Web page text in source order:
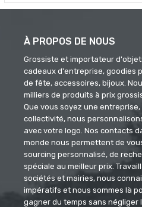
À PROPOS DE NOUS
Grossiste et importateur
cadeaux d'entreprise, goodies
de fête, accessoires, bijoux.
milliers de produits à prix
Que vous soyez une
collectivité, nous
avec votre logo. Nos contacts
monde nous permettent de
sourcing personnalisé, de
spéciale au meilleur prix.
sociétés et mairies, nous
impératifs et nous sommes là
gagner du temps sans négliger